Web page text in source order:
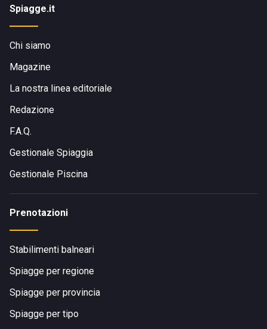
Spiagge.it
Chi siamo
Magazine
La nostra linea editoriale
Redazione
F.A.Q.
Gestionale Spiaggia
Gestionale Piscina
Prenotazioni
Stabilimenti balneari
Spiagge per regione
Spiagge per provincia
Spiagge per tipo